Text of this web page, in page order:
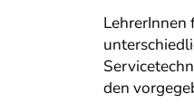
LehrerInnen
den